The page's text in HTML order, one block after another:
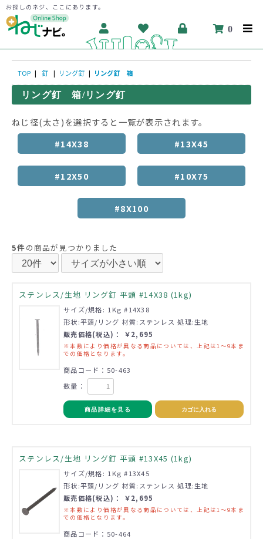
お探しのネジ、ここにあります。
0
TOP | 釘 | リング釘 | リング釘 箱
リング釘 箱/リング釘
ねじ径(太さ)を選択すると一覧が表示されます。
#14X38
#13X45
#12X50 #10X75
#8X100
5件の商品が見つかりました
ステンレス/生地 リング釘 平頭 #14X38 (1kg)
サイズ/規格: 1Kg #14X38
形状:平頭/リング 材質:ステンレス 処理:生地
販売価格(税込)： ￥2,695
※本数により価格が異なる商品については、上記は1～9本ま
での価格となります。
商品コード：50-463
数量：
商品詳細を見る カゴに入れる
ステンレス/生地 リング釘 平頭 #13X45 (1kg)
サイズ/規格: 1Kg #13X45
形状:平頭/リング 材質:ステンレス 処理:生地
販売価格(税込)： ￥2,695
※本数により価格が異なる商品については、上記は1～9本ま
での価格となります。
商品コード：50-464